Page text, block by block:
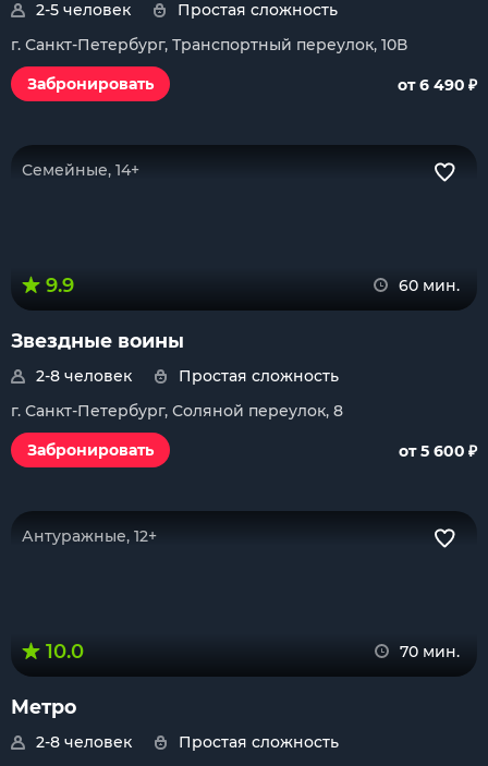
2-5 человек
Простая сложность
г. Санкт-Петербург, Транспортный переулок, 10В
Забронировать
от 6 490 ₽
Семейные, 14+
9.9 60 мин.
Звездные воины
2-8 человек
Простая сложность
г. Санкт-Петербург, Соляной переулок, 8
Забронировать
от 5 600 ₽
Антуражные, 12+
10.0 70 мин.
Метро
2-8 человек
Простая сложность